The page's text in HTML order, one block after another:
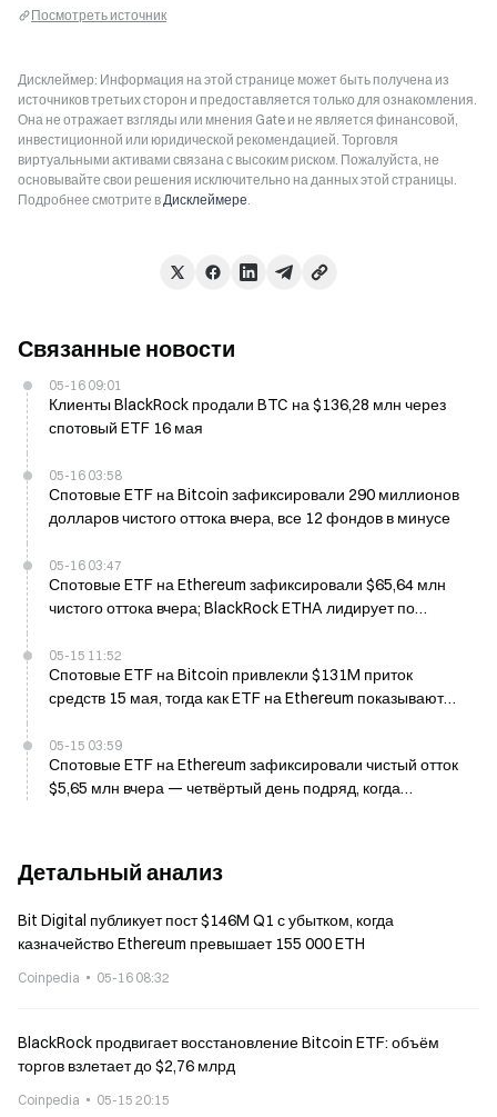
Посмотреть источник
Дисклеймер: Информация на этой странице может быть получена из
источников третьих сторон и предоставляется только для ознакомления.
Она не отражает взгляды или мнения Gate и не является финансовой,
инвестиционной или юридической рекомендацией. Торговля
виртуальными активами связана с высоким риском. Пожалуйста, не
основывайте свои решения исключительно на данных этой страницы.
Подробнее смотрите вДисклеймере.
Связанные новости
05-16 09:01
Клиенты BlackRock продали BTC на $136,28 млн через
спотовый ETF 16 мая
05-16 03:58
Спотовые ETF на Bitcoin зафиксировали 290 миллионов
долларов чистого оттока вчера, все 12 фондов в минусе
05-16 03:47
Спотовые ETF на Ethereum зафиксировали $65,64 млн
чистого оттока вчера; BlackRock ETHA лидирует по
05-15 11:52
Спотовые ETF на Bitcoin привлекли $131M приток
средств 15 мая, тогда как ETF на Ethereum показывают
05-15 03:59
Спотовые ETF на Ethereum зафиксировали чистый отток
$5,65 млн вчера — четвёртый день подряд, когда
Детальный анализ
Bit Digital публикует пост $146M Q1 с убытком, когда
казначейство Ethereum превышает 155 000 ETH
Coinpedia 05-16 08:32
BlackRock продвигает восстановление Bitcoin ETF: объём
торгов взлетает до $2,76 млрд
Coinpedia 05-15 20:15